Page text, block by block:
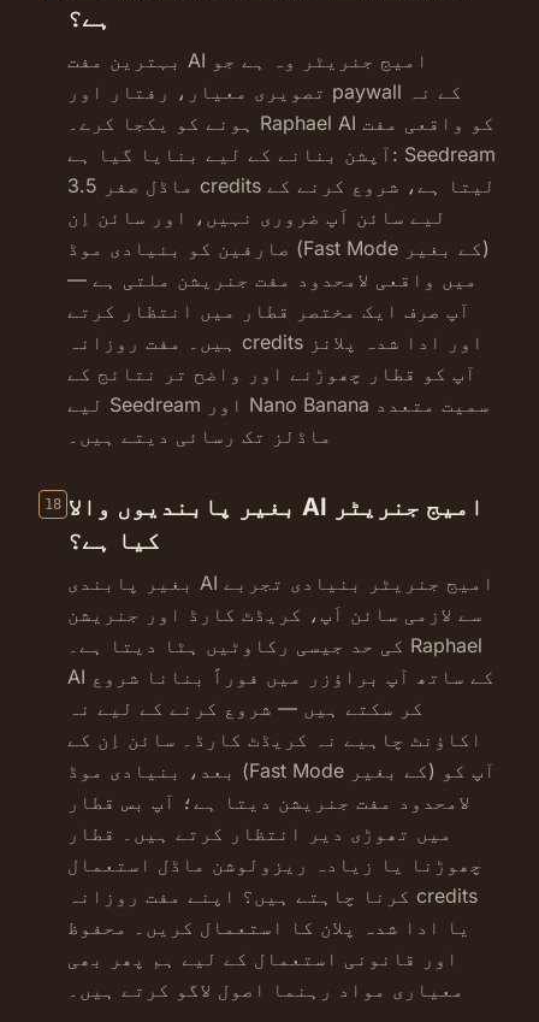
ہے؟
بہترین مفت AI امیج جنریٹر وہ ہے جو
تصویری معیار، رفتار اور paywall کے نہ
ہونے کو یکجا کرے۔ Raphael AI کو واقعی مفت
آپشن بنانے کے لیے بنایا گیا ہے: Seedream
3.5 ماڈل صفر credits لیتا ہے، شروع کرنے کے
لیے سائن اَپ ضروری نہیں، اور سائن اِن
صارفین کو بنیادی موڈ (Fast Mode کے بغیر)
میں واقعی لامحدود مفت جنریشن ملتی ہے —
آپ صرف ایک مختصر قطار میں انتظار کرتے
ہیں۔ مفت روزانہ credits اور ادا شدہ پلانز
آپ کو قطار چھوڑنے اور واضح تر نتائج کے
لیے Seedream اور Nano Banana سمیت متعدد
ماڈلز تک رسائی دیتے ہیں۔
18 بغیر پابندیوں والا AI امیج جنریٹر
کیا ہے؟
بغیر پابندی AI امیج جنریٹر بنیادی تجربے
سے لازمی سائن اَپ، کریڈٹ کارڈ اور جنریشن
کی حد جیسی رکاوٹیں ہٹا دیتا ہے۔ Raphael
AI کے ساتھ آپ براؤزر میں فوراً بنانا شروع
کر سکتے ہیں — شروع کرنے کے لیے نہ
اکاؤنٹ چاہیے نہ کریڈٹ کارڈ۔ سائن اِن کے
بعد، بنیادی موڈ (Fast Mode کے بغیر) آپ کو
لامحدود مفت جنریشن دیتا ہے؛ آپ بس قطار
میں تھوڑی دیر انتظار کرتے ہیں۔ قطار
چھوڑنا یا زیادہ ریزولوشن ماڈل استعمال
کرنا چاہتے ہیں؟ اپنے مفت روزانہ credits
یا ادا شدہ پلان کا استعمال کریں۔ محفوظ
اور قانونی استعمال کے لیے ہم پھر بھی
معیاری مواد رہنما اصول لاگو کرتے ہیں۔